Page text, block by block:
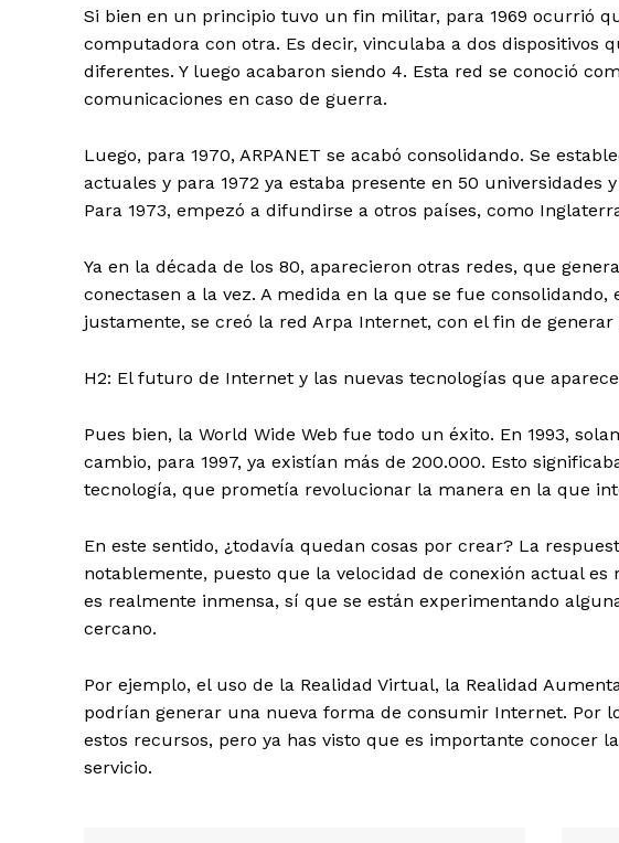
Si bien en un principio tuvo un fin militar, para 1969 ocurrió
computadora con otra. Es decir, vinculaba a dos dispositivos
diferentes. Y luego acabaron siendo 4. Esta red se conoció
comunicaciones en caso de guerra.
Luego, para 1970, ARPANET se acabó consolidando. Se
actuales y para 1972 ya estaba presente en 50 universidades
Para 1973, empezó a difundirse a otros países, como
Ya en la década de los 80, aparecieron otras redes, que
conectasen a la vez. A medida en la que se fue consolidando,
justamente, se creó la red Arpa Internet, con el fin de generar
H2: El futuro de Internet y las nuevas tecnologías que
Pues bien, la World Wide Web fue todo un éxito. En 1993,
cambio, para 1997, ya existían más de 200.000. Esto
tecnología, que prometía revolucionar la manera en la que
En este sentido, ¿todavía quedan cosas por crear? La
notablemente, puesto que la velocidad de conexión actual
es realmente inmensa, sí que se están experimentando
cercano.
Por ejemplo, el uso de la Realidad Virtual, la Realidad
podrían generar una nueva forma de consumir Internet. Por
estos recursos, pero ya has visto que es importante conocer
servicio.